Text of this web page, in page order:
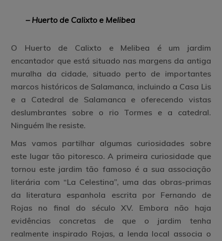
– Huerto de Calixto e Melibea
O Huerto de Calixto e Melibea é um jardim
encantador que está situado nas margens da antiga
muralha da cidade, situado perto de importantes
marcos históricos de Salamanca, incluindo a Casa Lis
e a Catedral de Salamanca e oferecendo vistas
deslumbrantes sobre o rio Tormes e a catedral.
Ninguém lhe resiste.
Mas vamos partilhar algumas curiosidades sobre
este lugar tão pitoresco. A primeira curiosidade que
tornou este jardim tão famoso é a sua associação
literária com “La Celestina”, uma das obras-primas
da literatura espanhola escrita por Fernando de
Rojas no final do século XV. Embora não haja
evidências concretas de que o jardim tenha
realmente inspirado Rojas, a lenda local associa o